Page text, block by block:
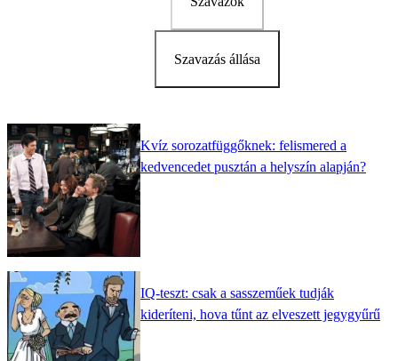
Szavazás állása
Kvíz sorozatfüggőknek: felismered a
kedvencedet pusztán a helyszín alapján?
IQ-teszt: csak a sasszeműek tudják
kideríteni, hova tűnt az elveszett jegygyűrű